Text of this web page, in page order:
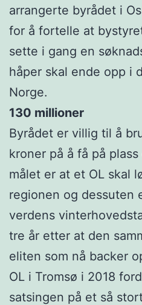
arrangerte byrådet i
for å fortelle at
sette i gang en
håper skal ende opp i
Norge.
130 millioner
Byrådet er villig til å
kroner på å få på
målet er at et OL skal
regionen og dessuten
verdens
tre år etter at den
eliten som nå backer
OL i Tromsø i 2018
satsingen på et så